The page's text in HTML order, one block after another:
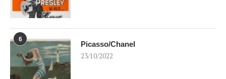
6
Picasso/Chanel
23/10/2022